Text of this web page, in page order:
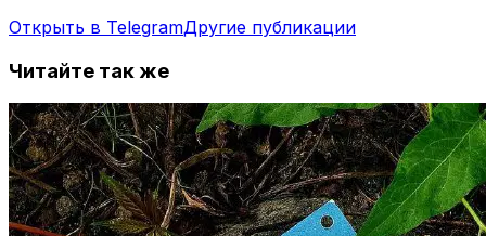
Открыть в TelegramДругие публикации
Читайте так же